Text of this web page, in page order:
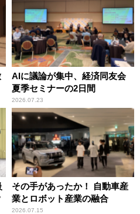
AIに議論が集中、経済同友会
夏季セミナーの2日間
2026.07.23
その手があったか！ 自動車産
業とロボット産業の融合
2026.07.15